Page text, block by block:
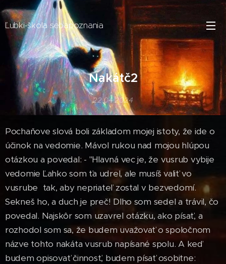
Ľubki-škola sebapoznania
Nakátč2
22.04.2024
Pochaňove slová boli základom mojej istoty, že ide o
účinok na vedomie. Mávol rukou nad mojou hlúpou
otázkou a povedal: - "Hlavná vec je, že vusrub vybije
vedomie Ľahko som ťa udrel, ale musíš valiť vo
vusrube tak, aby nepriateľ zostal v bezvedomí.
Sekneš ho, a duch je preč! Dlho som sedel a trávil, čo
povedal. Najskôr som uzavrel otázku, ako písať, a
rozhodol som sa, že budem uvažovať o spoločnom
názve tohto nakáta vusrub napísané spolu. A keď
budem opisovať činnosť, budem písať osobitne: